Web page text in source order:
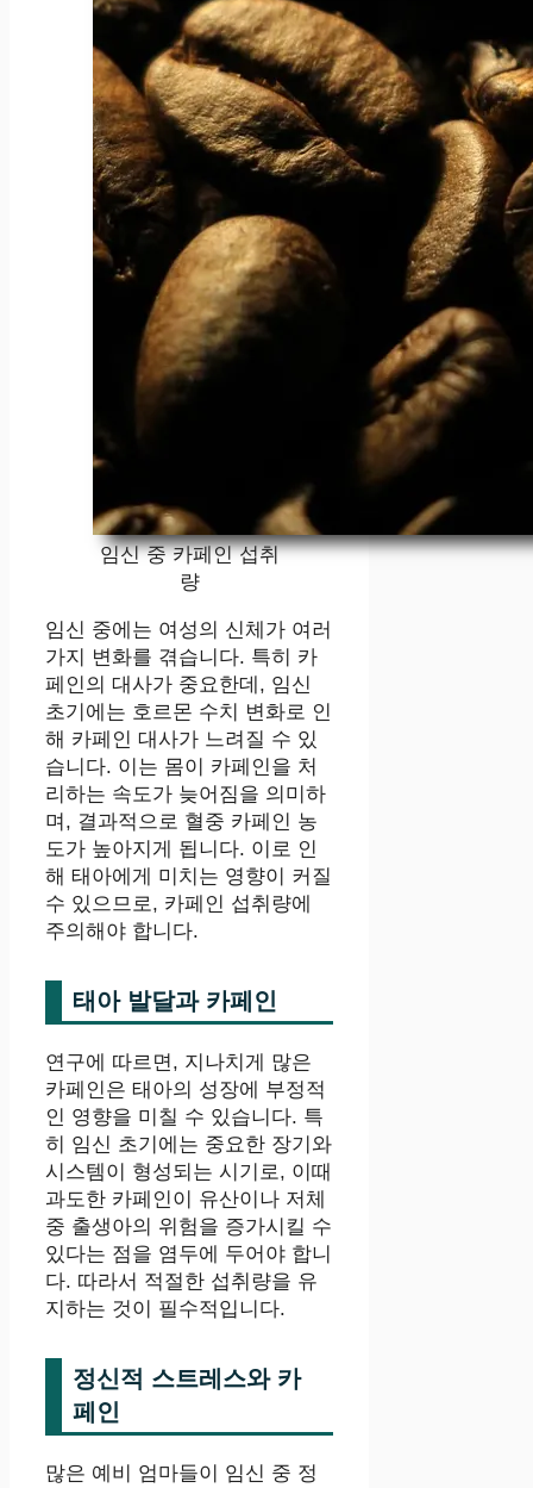
임신 중 카페인 섭취
량
임신 중에는 여성의 신체가 여러
가지 변화를 겪습니다. 특히 카
페인의 대사가 중요한데, 임신
초기에는 호르몬 수치 변화로 인
해 카페인 대사가 느려질 수 있
습니다. 이는 몸이 카페인을 처
리하는 속도가 늦어짐을 의미하
며, 결과적으로 혈중 카페인 농
도가 높아지게 됩니다. 이로 인
해 태아에게 미치는 영향이 커질
수 있으므로, 카페인 섭취량에
주의해야 합니다.
태아 발달과 카페인
연구에 따르면, 지나치게 많은
카페인은 태아의 성장에 부정적
인 영향을 미칠 수 있습니다. 특
히 임신 초기에는 중요한 장기와
시스템이 형성되는 시기로, 이때
과도한 카페인이 유산이나 저체
중 출생아의 위험을 증가시킬 수
있다는 점을 염두에 두어야 합니
다. 따라서 적절한 섭취량을 유
지하는 것이 필수적입니다.
정신적 스트레스와 카
페인
많은 예비 엄마들이 임신 중 정